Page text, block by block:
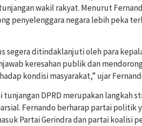
wakil rakyat. Menurut
penyelenggara negara lebih peka
segera ditindaklanjuti oleh para
keresahan publik dan
kondisi masyarakat,” ujar
tunjangan DPRD merupakan langkah
Fernando berharap partai politik
Partai Gerindra dan partai koalisi